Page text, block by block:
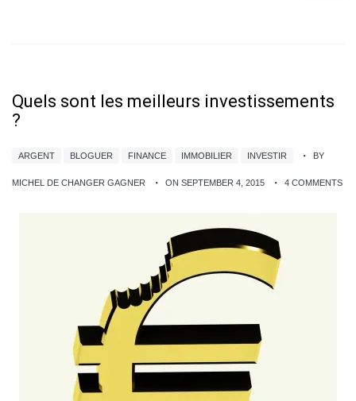
Quels sont les meilleurs investissements
?
ARGENT BLOGUER FINANCE IMMOBILIER INVESTIR BY
MICHEL DE CHANGER GAGNER ON SEPTEMBER 4, 2015 4 COMMENTS